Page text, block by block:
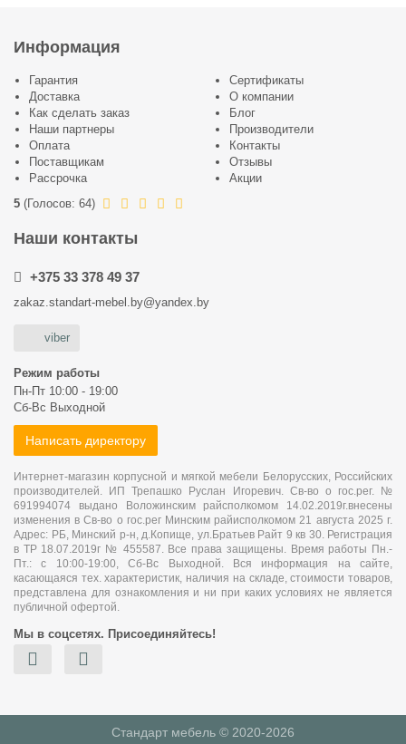
Информация
Гарантия
Доставка
Как сделать заказ
Наши партнеры
Оплата
Поставщикам
Рассрочка
Сертификаты
О компании
Блог
Производители
Контакты
Отзывы
Акции
5 (Голосов: 64)
Наши контакты
+375 33 378 49 37
zakaz.standart-mebel.by@yandex.by
viber
Режим работы
Пн-Пт 10:00 - 19:00
Сб-Вс Выходной
Написать директору
Интернет-магазин корпусной и мягкой мебели Белорусских, Российских
производителей. ИП Трепашко Руслан Игоревич. Св-во о гос.рег. №
691994074 выдано Воложинским райсполкомом 14.02.2019г.внесены
изменения в Св-во о гос.рег Минским райисполкомом 21 августа 2025 г.
Адрес: РБ, Минский р-н, д.Копище, ул.Братьев Райт 9 кв 30. Регистрация
в ТР 18.07.2019г № 455587. Все права защищены. Время работы Пн.-
Пт.: с 10:00-19:00, Сб-Вс Выходной. Вся информация на сайте,
касающаяся тех. характеристик, наличия на складе, стоимости товаров,
представлена для ознакомления и ни при каких условиях не является
публичной офертой.
Мы в соцсетях. Присоединяйтесь!
Стандарт мебель © 2020-2026